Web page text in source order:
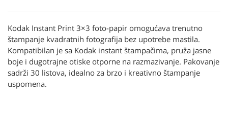
Kodak Instant Print 3×3 foto-papir omogućava trenutno
štampanje kvadratnih fotografija bez upotrebe mastila.
Kompatibilan je sa Kodak instant štampačima, pruža jasne
boje i dugotrajne otiske otporne na razmazivanje. Pakovanje
sadrži 30 listova, idealno za brzo i kreativno štampanje
uspomena.